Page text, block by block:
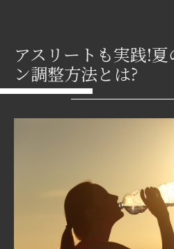
アスリートも実践!夏
ン調整方法とは?